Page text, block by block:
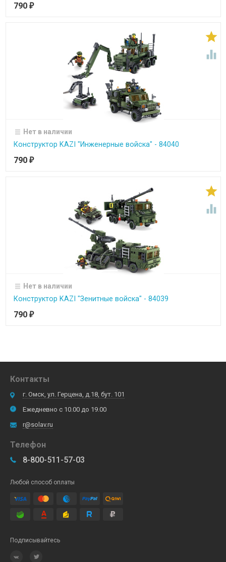
790 ₽


Нет в наличии
Конструктор KAZI "Инженерные войска" - 84040
790 ₽


Нет в наличии
Конструктор KAZI "Зенитные войска" - 84039
790 ₽
Контакты
г. Омск, ул. Герцена, д.18, бут. 101
Ежедневно с 10.00 до 19.00
r@solav.ru
Телефон
8-800-511-57-03
Любой способ оплаты
Подписывайтесь